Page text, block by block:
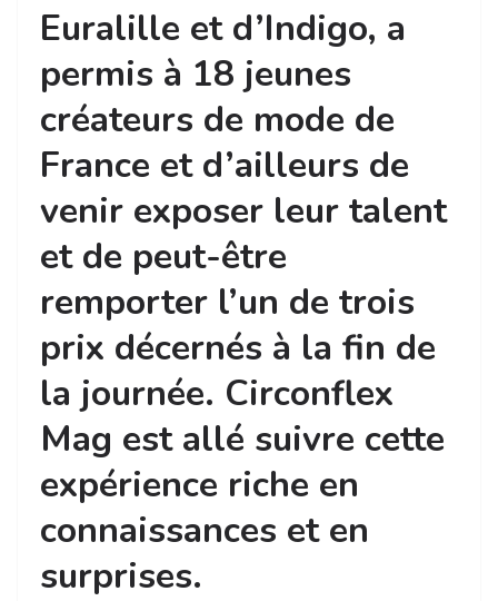
Euralille et d’Indigo, a
permis à 18 jeunes
créateurs de mode de
France et d’ailleurs de
venir exposer leur talent
et de peut-être
remporter l’un de trois
prix décernés à la fin de
la journée. Circonflex
Mag est allé suivre cette
expérience riche en
connaissances et en
surprises.